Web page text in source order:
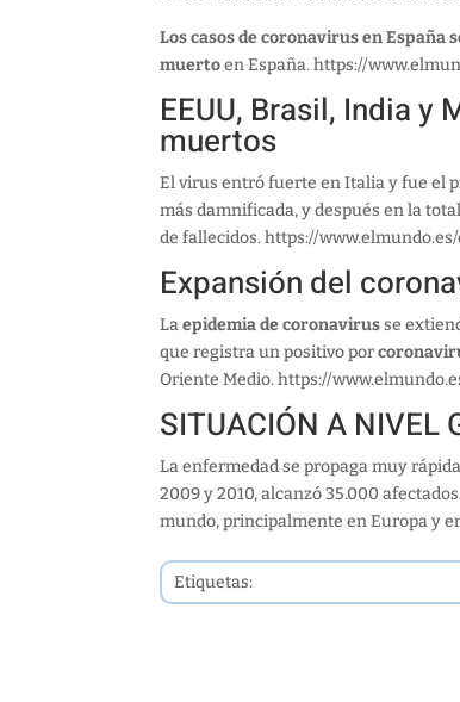
Los casos de coronavirus en España
muertoen España. https://
EEUU, Brasil, India
muertos
El virus entró fuerte en Italia y fue el
más damnificada, y después en la
de fallecidos. https://
Expansión del
Laepidemia de coronavirusse
que registra un positivo por
Oriente Medio. https://
SITUACIÓN A NIVEL
La enfermedad se propaga muy
2009 y 2010, alcanzó 35.000
mundo, principalmente en Europa y
Etiquetas: